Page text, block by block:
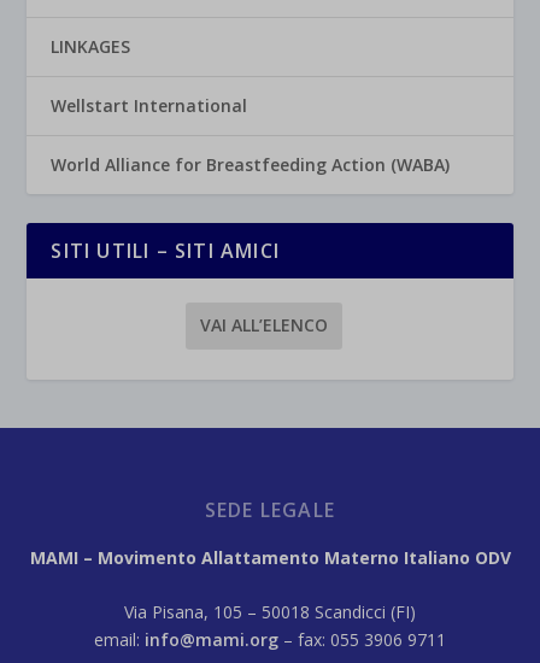
LINKAGES
Wellstart International
World Alliance for Breastfeeding Action (WABA)
SITI UTILI – SITI AMICI
VAI ALL’ELENCO
SEDE LEGALE
MAMI – Movimento Allattamento Materno Italiano ODV
Via Pisana, 105 – 50018 Scandicci (FI)
email: info@mami.org – fax: 055 3906 9711